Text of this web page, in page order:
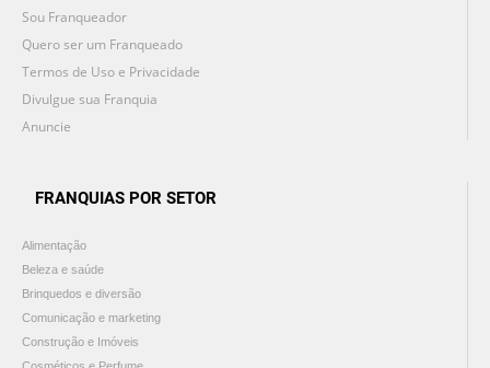
Sou Franqueador
Quero ser um Franqueado
Termos de Uso e Privacidade
Divulgue sua Franquia
Anuncie
FRANQUIAS POR SETOR
Alimentação
Beleza e saúde
Brinquedos e diversão
Comunicação e marketing
Construção e Imóveis